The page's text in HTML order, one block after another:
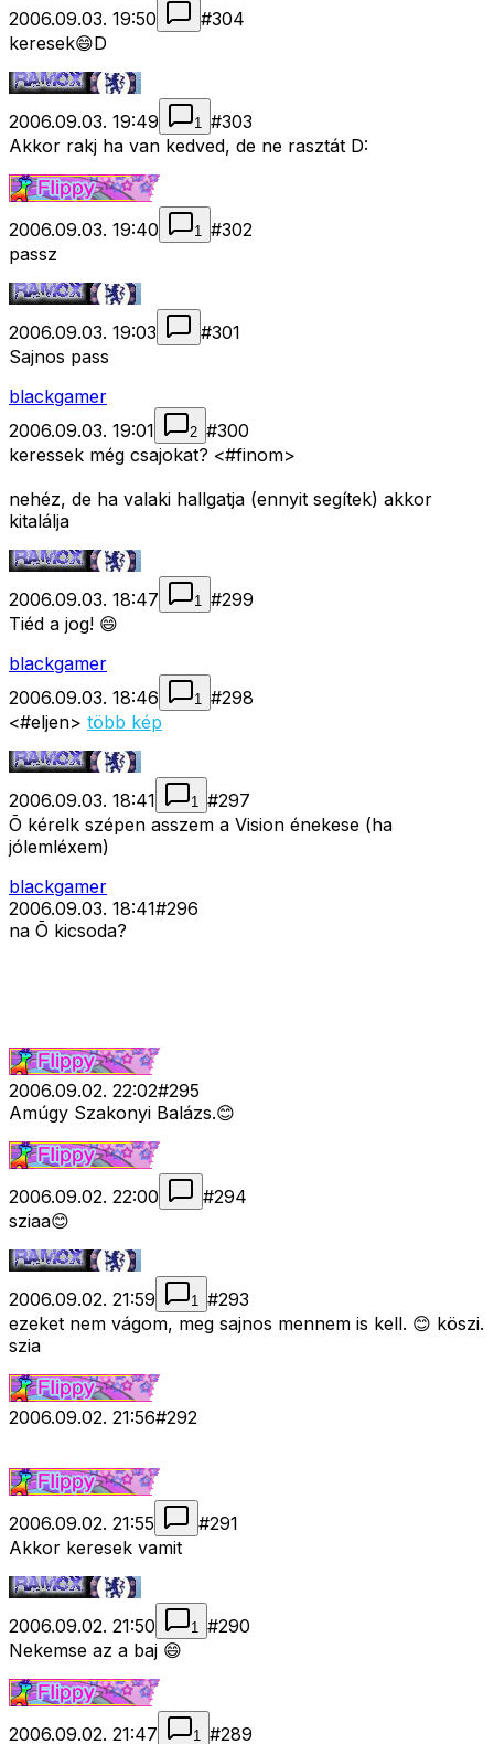
2006.09.03. 19:50 #304
keresek😄D
2006.09.03. 19:49 1 #303
Akkor rakj ha van kedved, de ne rasztát D:
2006.09.03. 19:40 1 #302
passz
2006.09.03. 19:03 #301
Sajnos pass
blackgamer
2006.09.03. 19:01
2 #300
keressek még csajokat? <#finom>
nehéz, de ha valaki hallgatja (ennyit segítek) akkor
kitalálja
2006.09.03. 18:47 1 #299
Tiéd a jog! 😄
blackgamer
2006.09.03. 18:46
1 #298
<#eljen> több kép
2006.09.03. 18:41 1 #297
Õ kérelk szépen asszem a Vision énekese (ha
jólemléxem)
blackgamer
2006.09.03. 18:41#296
na Õ kicsoda?
2006.09.02. 22:02#295
Amúgy Szakonyi Balázs.😊
2006.09.02. 22:00 #294
sziaa😊
2006.09.02. 21:59 1 #293
ezeket nem vágom, meg sajnos mennem is kell. 😊 köszi.
szia
2006.09.02. 21:56#292
2006.09.02. 21:55 #291
Akkor keresek vamit
2006.09.02. 21:50 1 #290
Nekemse az a baj 😄
2006.09.02. 21:47 1 #289